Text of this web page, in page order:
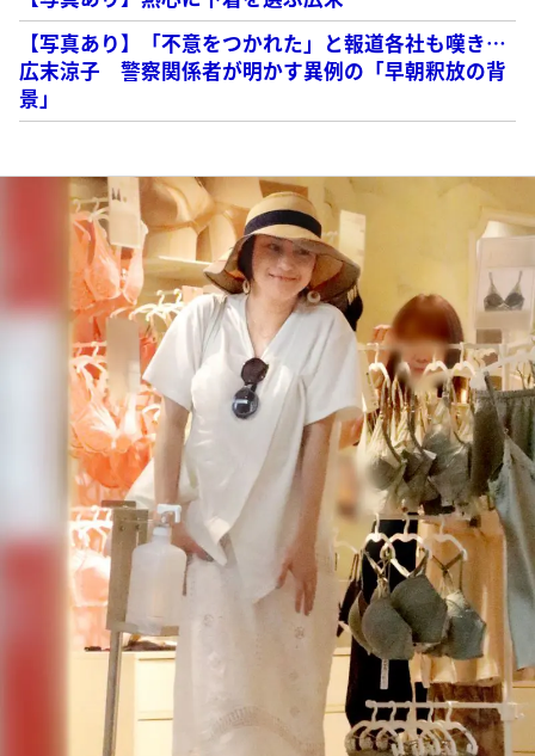
【写真あり】「不意をつかれた」と報道各社も嘆き…
広末涼子 警察関係者が明かす異例の「早朝釈放の背
景」